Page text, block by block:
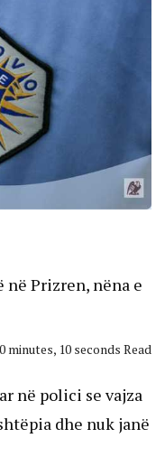
në Prizren, nëna e
0 minutes, 10 seconds Read
në polici se vajza
dhe nuk janë